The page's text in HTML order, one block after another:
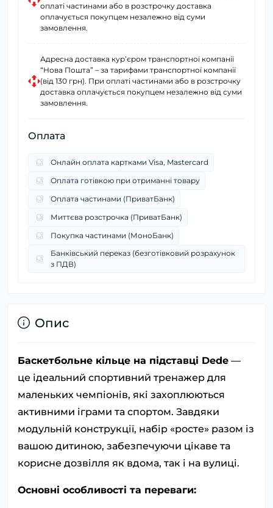
оплаті частинами або в розстрочку доставка
оплачується покупцем незалежно від суми
замовлення.
Адресна доставка курʼєром транспортної компанії
“Нова Пошта” – за тарифами транспортної компанії
(від 130 грн). При оплаті частинами або в розстрочку
доставка оплачується покупцем незалежно від суми
замовлення.
Оплата
Онлайн оплата картками Visa, Mastercard
Оплата готівкою при отриманні товару
Оплата частинами (ПриватБанк)
Миттєва розстрочка (ПриватБанк)
Покупка частинами (МоноБанк)
Банківський переказ (безготівковий розрахунок
з ПДВ)
Опис
Баскетбольне кільце на підставці Dede —
це ідеальний спортивний тренажер для
маленьких чемпіонів, які захоплюються
активними іграми та спортом. Завдяки
модульній конструкції, набір «росте» разом із
вашою дитиною, забезпечуючи цікаве та
корисне дозвілля як вдома, так і на вулиці.
Основні особливості та переваги: